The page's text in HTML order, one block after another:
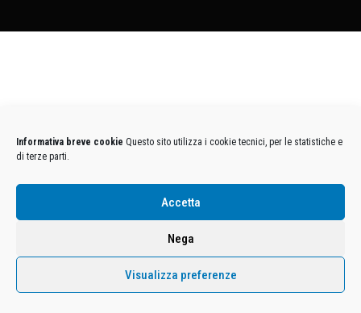
Informativa breve cookie Questo sito utilizza i cookie tecnici, per le statistiche e
di terze parti.
Accetta
Nega
Visualizza preferenze